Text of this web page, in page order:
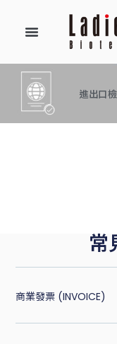
進出口
常
商業發票 (INVOICE)